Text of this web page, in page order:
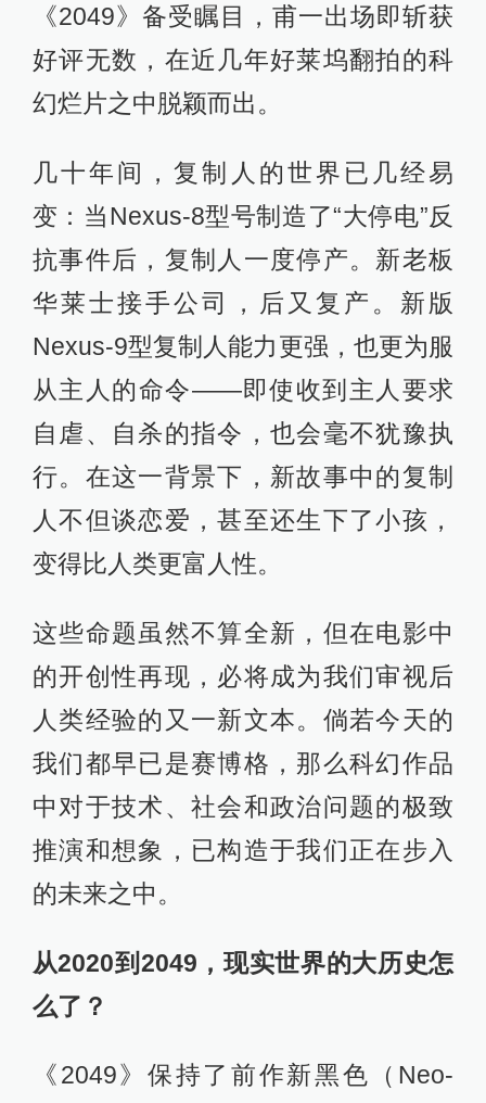
《2049》备受瞩目，甫一出场即斩获
好评无数，在近几年好莱坞翻拍的科
幻烂片之中脱颖而出。
几十年间，复制人的世界已几经易
变：当Nexus-8型号制造了“大停电”反
抗事件后，复制人一度停产。新老板
华莱士接手公司，后又复产。新版
Nexus-9型复制人能力更强，也更为服
从主人的命令——即使收到主人要求
自虐、自杀的指令，也会毫不犹豫执
行。在这一背景下，新故事中的复制
人不但谈恋爱，甚至还生下了小孩，
变得比人类更富人性。
这些命题虽然不算全新，但在电影中
的开创性再现，必将成为我们审视后
人类经验的又一新文本。倘若今天的
我们都早已是赛博格，那么科幻作品
中对于技术、社会和政治问题的极致
推演和想象，已构造于我们正在步入
的未来之中。
从2020到2049，现实世界的大历史怎
么了？
《2049》保持了前作新黑色（Neo-